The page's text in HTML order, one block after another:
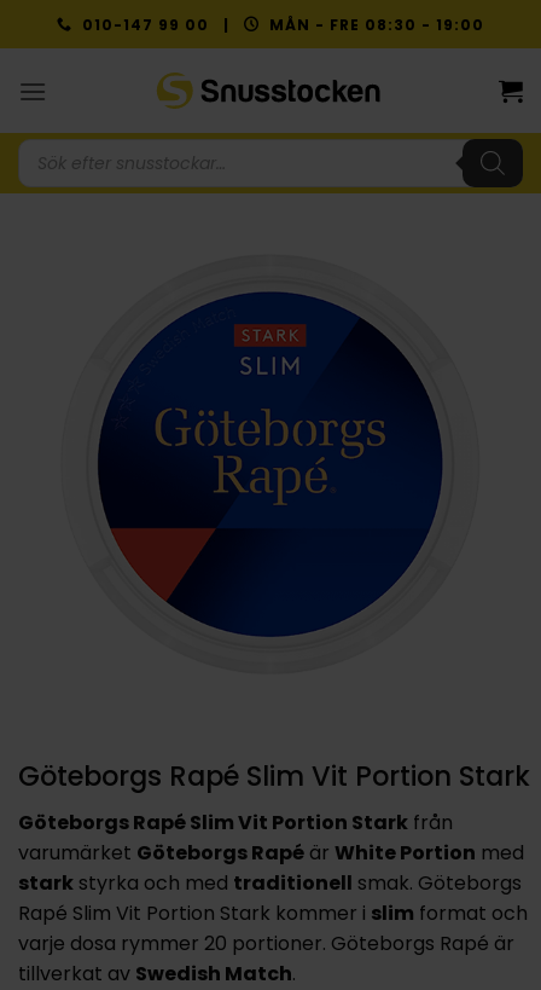
to
010-147 99 00 | MÅN - FRE 08:30 - 19:00
Produktsökning
Göteborgs Rapé Slim Vit Portion Stark
Göteborgs Rapé Slim Vit Portion Stark från
varumärket Göteborgs Rapé är White Portion med
stark styrka och med traditionell smak. Göteborgs
Rapé Slim Vit Portion Stark kommer i slim format och
varje dosa rymmer 20 portioner. Göteborgs Rapé är
tillverkat av Swedish Match.